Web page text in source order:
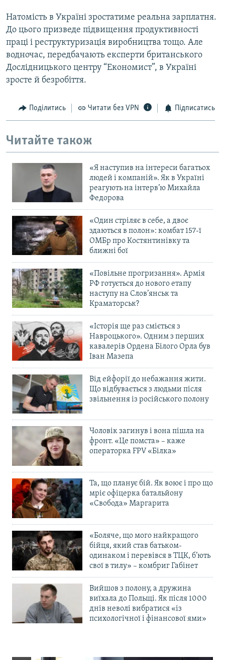
Натомість в Україні зростатиме реальна зарплатня.
До цього призведе підвищення продуктивності
праці і реструктуризація виробництва тощо. Але
водночас, передбачають експерти британського
Дослідницького центру “Економист”, в Україні
зросте й безробіття.
Поділитись Читати без VPN Підписатись
Читайте також
«Я наступив на інтереси багатьох
людей і компаній». Як в Україні
реагують на інтерв’ю Михайла
Федорова
«Один стріляє в себе, а двоє
здаються в полон»: комбат 157-ї
ОМБр про Костянтинівку та
ближні бої
«Повільне прогризання». Армія
РФ готується до нового етапу
наступу на Слов’янськ та
Краматорськ?
«Історія ще раз сміється з
Навроцького». Одним з перших
кавалерів Ордена Білого Орла був
Іван Мазепа
Від ейфорії до небажання жити.
Що відбувається з людьми після
звільнення із російського полону
Чоловік загинув і вона пішла на
фронт. «Це помста» – каже
операторка FPV «Білка»
Та, що планує бій. Як воює і про що
мріє офіцерка батальйону
«Свобода» Маргарита
«Боляче, що мого найкращого
бійця, який став батьком-
одинаком і перевівся в ТЦК, б’ють
свої в тилу» – комбриг Габінет
Вийшов з полону, а дружина
виїхала до Польщі. Як після 1000
днів неволі вибратися «із
психологічної і фінансової ями»